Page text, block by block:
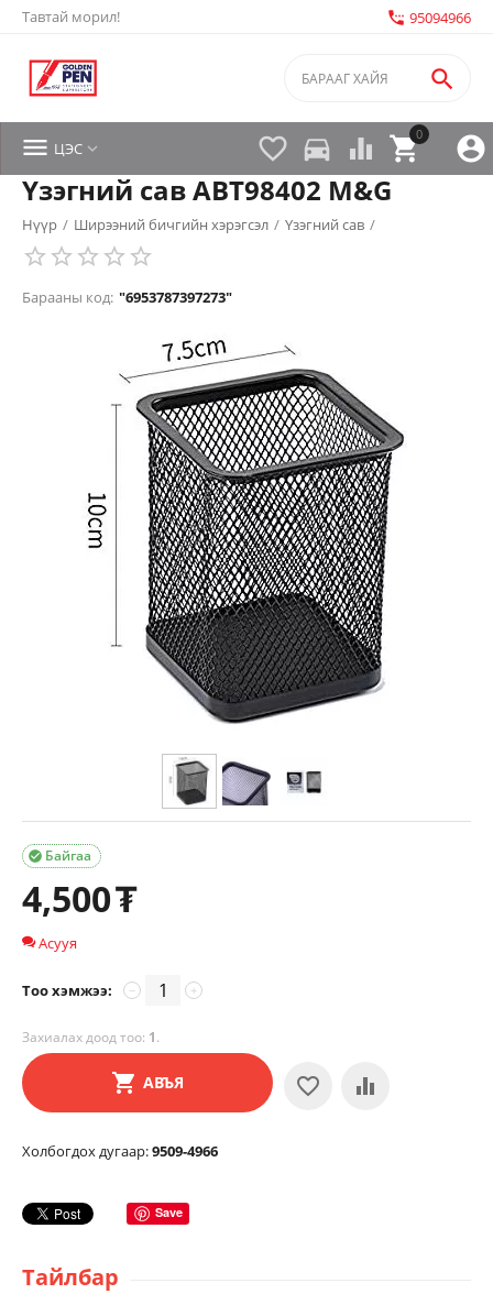
Тавтай морил! settings_phone 95094966


0

 directions_car 
 ЦЭС 
Үзэгний сав ABT98402 M&G
Нүүр / Ширээний бичгийн хэрэгсэл / Үзэгний сав /
Барааны код: "6953787397273"
Байгаа

4,500₮
Асууя
Тоо хэмжээ: +
−
Захиалах доод тоо: 1.
АВЪЯ
Холбогдох дугаар:9509-4966
Save
Тайлбар